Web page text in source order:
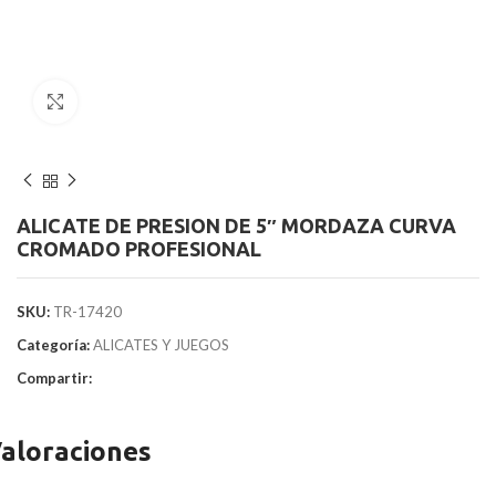
ALICATE DE PRESION DE 5″ MORDAZA CURVA
CROMADO PROFESIONAL
SKU: TR-17420
Categoría:ALICATES Y JUEGOS
Compartir: